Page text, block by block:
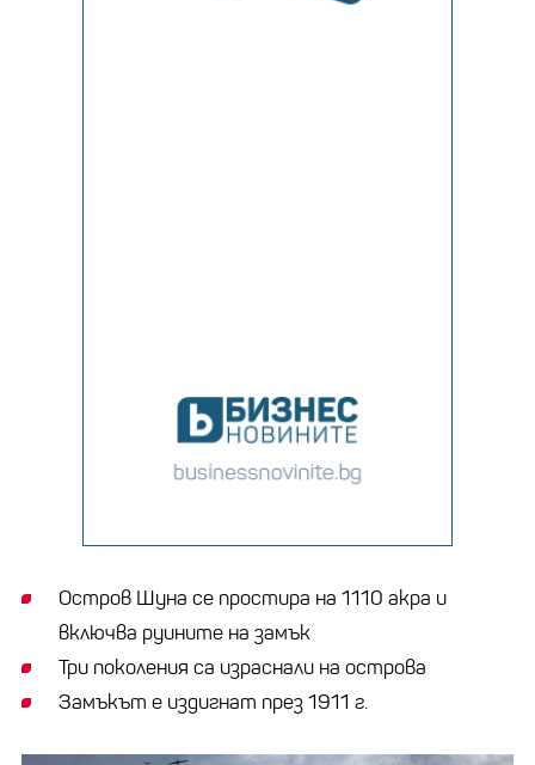
Остров Шуна се простира на 1110 акра и
включва руините на замък
Три поколения са израснали на острова
Замъкът е издигнат през 1911 г.